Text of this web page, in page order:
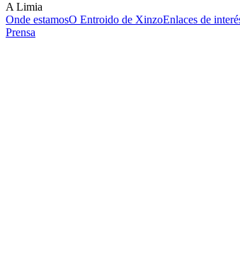
A Limia
Onde estamosO Entroido de XinzoEnlaces de
Prensa